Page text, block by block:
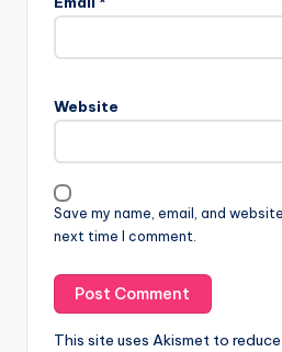
Website
Save my name, email, and
next time I comment.
This site uses Akismet to